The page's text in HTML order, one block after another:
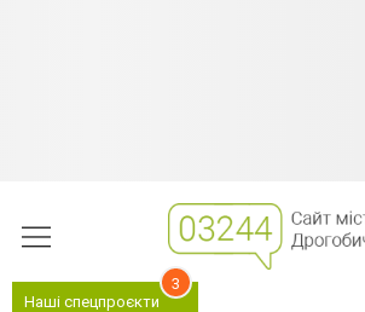
Наші спецпроєкти
3